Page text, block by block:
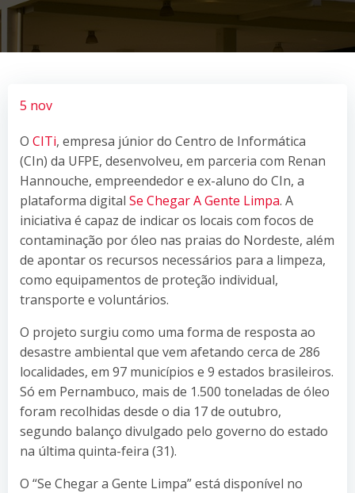
5 nov
O CITi, empresa júnior do Centro de Informática
(CIn) da UFPE, desenvolveu, em parceria com Renan
Hannouche, empreendedor e ex-aluno do CIn, a
plataforma digital Se Chegar A Gente Limpa. A
iniciativa é capaz de indicar os locais com focos de
contaminação por óleo nas praias do Nordeste, além
de apontar os recursos necessários para a limpeza,
como equipamentos de proteção individual,
transporte e voluntários.
O projeto surgiu como uma forma de resposta ao
desastre ambiental que vem afetando cerca de 286
localidades, em 97 municípios e 9 estados brasileiros.
Só em Pernambuco, mais de 1.500 toneladas de óleo
foram recolhidas desde o dia 17 de outubro,
segundo balanço divulgado pelo governo do estado
na última quinta-feira (31).
O “Se Chegar a Gente Limpa” está disponível no